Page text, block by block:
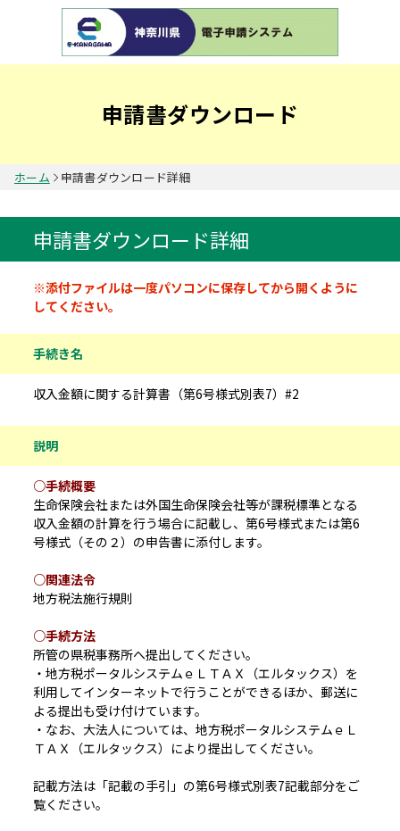
申請書ダウンロード
ホーム 申請書ダウンロード詳細
申請書ダウンロード詳細
申請書情報※添付ファイルは一度パソコンに保存してから開くように
してください。
手続き名
収入金額に関する計算書（第6号様式別表7）#2
説明
○手続概要
生命保険会社または外国生命保険会社等が課税標準となる
収入金額の計算を行う場合に記載し、第6号様式または第6
号様式（その２）の申告書に添付します。
○関連法令
地方税法施行規則
○手続方法
所管の県税事務所へ提出してください。
・地方税ポータルシステムｅＬＴＡＸ（エルタックス）を
利用してインターネットで行うことができるほか、郵送に
よる提出も受け付けています。
・なお、大法人については、地方税ポータルシステムｅＬ
ＴＡＸ（エルタックス）により提出してください。
記載方法は「記載の手引」の第6号様式別表7記載部分をご
覧ください。